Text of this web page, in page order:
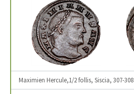
Maximien Hercule,1/2 follis, Siscia, 307-308